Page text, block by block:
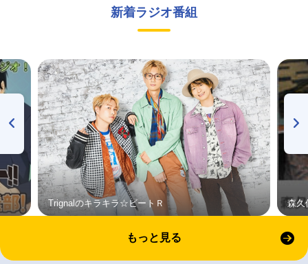
新着ラジオ番組
Trignalのキラキラ☆ビートＲ 森久
もっと見る